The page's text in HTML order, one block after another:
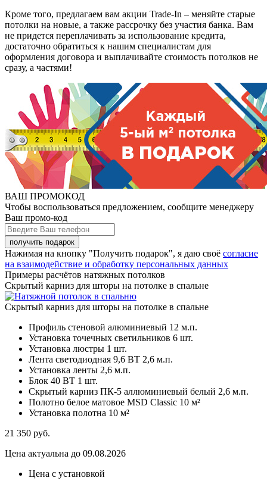
Кроме того, предлагаем вам акции Trade-In – меняйте старые
потолки на новые, а также рассрочку без участия банка. Вам
не придется переплачивать за использование кредита,
достаточно обратиться к нашим специалистам для
оформления договора и выплачивайте стоимость потолков не
сразу, а частями!
ВАШ ПРОМОКОД
Чтобы воспользоваться предложением, сообщите менеджеру
Ваш промо-код
Нажимая на кнопку "Получить подарок", я даю своё согласие
на взаимодействие и обработку персональных данных
Примеры расчётов натяжных потолков
Скрытый карниз для шторы на потолке в спальне
Скрытый карниз для шторы на потолке в спальне
Профиль стеновой алюминиевый 12 м.п.
Установка точечных светильников 6 шт.
Установка люстры 1 шт.
Лента светодиодная 9,6 ВТ 2,6 м.п.
Установка ленты 2,6 м.п.
Блок 40 ВТ 1 шт.
Скрытый карниз ПК-5 аллюминиевый белый 2,6 м.п.
Полотно белое матовое MSD Classic 10 м²
Установка полотна 10 м²
21 350 руб.
Цена актуальна до 09.08.2026
Цена с установкой